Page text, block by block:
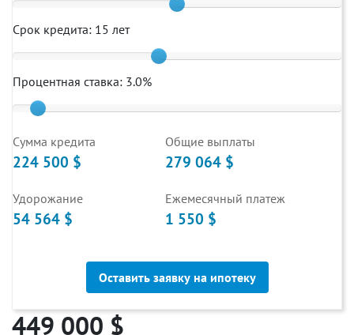
Срок кредита: 15 лет
Процентная ставка: 3.0%
Cумма кредита
224 500 $
Общие выплаты
279 064 $
Удорожание
54 564 $
Ежемесячный платеж
1 550 $
Оставить заявку на ипотеку
449 000 $